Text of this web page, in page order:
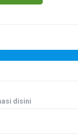
disini